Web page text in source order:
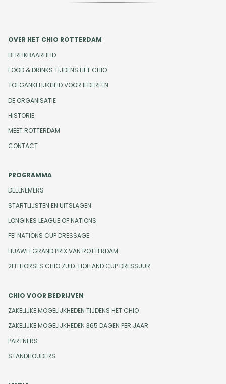
OVER HET CHIO ROTTERDAM
BEREIKBAARHEID
FOOD & DRINKS TIJDENS HET CHIO
TOEGANKELIJKHEID VOOR IEDEREEN
DE ORGANISATIE
HISTORIE
MEET ROTTERDAM
CONTACT
PROGRAMMA
DEELNEMERS
STARTLIJSTEN EN UITSLAGEN
LONGINES LEAGUE OF NATIONS
FEI NATIONS CUP DRESSAGE
HUAWEI GRAND PRIX VAN ROTTERDAM
2FITHORSES CHIO ZUID-HOLLAND CUP DRESSUUR
CHIO VOOR BEDRIJVEN
ZAKELIJKE MOGELIJKHEDEN TIJDENS HET CHIO
ZAKELIJKE MOGELIJKHEDEN 365 DAGEN PER JAAR
PARTNERS
STANDHOUDERS